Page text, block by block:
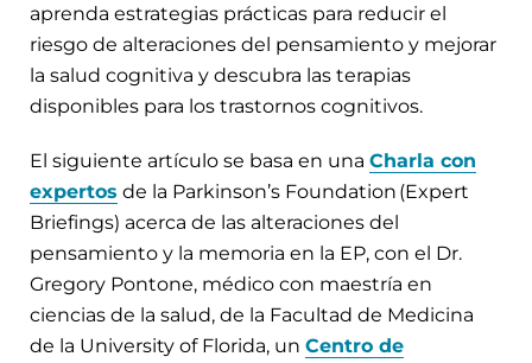
aprenda estrategias prácticas para reducir el
riesgo de alteraciones del pensamiento y mejorar
la salud cognitiva y descubra las terapias
disponibles para los trastornos cognitivos.
El siguiente artículo se basa en una Charla con
expertos de la Parkinson’s Foundation (Expert
Briefings) acerca de las alteraciones del
pensamiento y la memoria en la EP, con el Dr.
Gregory Pontone, médico con maestría en
ciencias de la salud, de la Facultad de Medicina
de la University of Florida, un Centro de